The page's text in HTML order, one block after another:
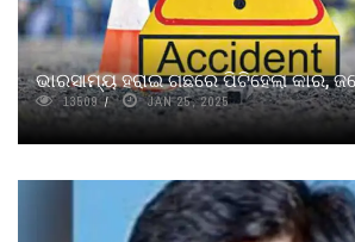
ଭାରସାମ୍ୟ ହରାଇ ଗଛରେ ପିଟିହେଲା କାର,
13509 JAN 25, 2025